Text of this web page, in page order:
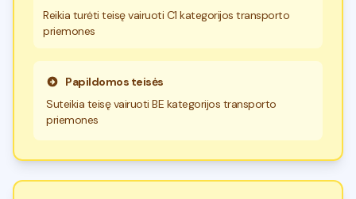
Reikia turėti teisę vairuoti C1 kategorijos transporto
priemones
Papildomos teisės
Suteikia teisę vairuoti BE kategorijos transporto
priemones